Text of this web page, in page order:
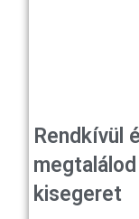
Rendkívül
kisegeret